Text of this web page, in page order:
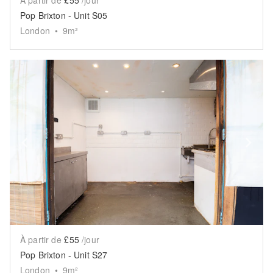
Pop Brixton - Unit S05
London • 9m²
Show previous slide
À partir de £55 /jour
Pop Brixton - Unit S27
London • 9m²